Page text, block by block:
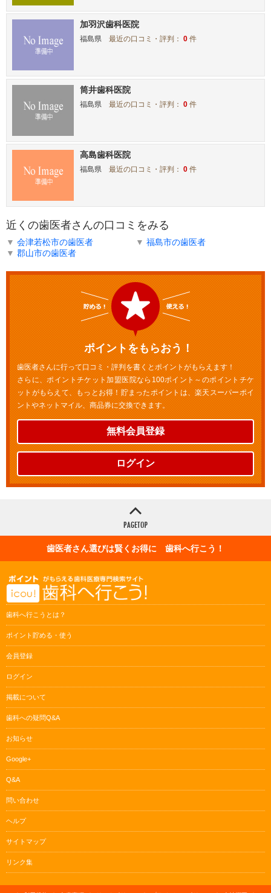
加羽沢歯科医院
福島県 最近の口コミ・評判：0 件
筒井歯科医院
福島県 最近の口コミ・評判：0 件
高島歯科医院
福島県 最近の口コミ・評判：0 件
近くの歯医者さんの口コミをみる
▼ 会津若松市の歯医者 ▼ 福島市の歯医者
▼ 郡山市の歯医者
ポイントをもらおう！
歯医者さんに行って口コミ・評判を書くとポイントがもらえます！
さらに、ポイントチケット加盟医院なら100ポイント～のポイントチケ
ットがもらえて、もっとお得！貯まったポイントは、楽天スーパーポイ
ントやネットマイル、商品券に交換できます。
無料会員登録
ログイン
歯医者さん選びは賢くお得に 歯科へ行こう！
歯科へ行こうとは？
ポイント貯める・使う
会員登録
ログイン
掲載について
歯科への疑問Q&A
お知らせ
Google+
Q&A
問い合わせ
ヘルプ
サイトマップ
リンク集